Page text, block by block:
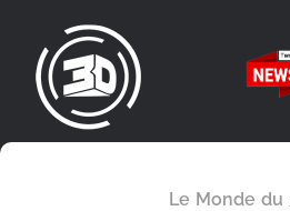
contenu
Le Monde du